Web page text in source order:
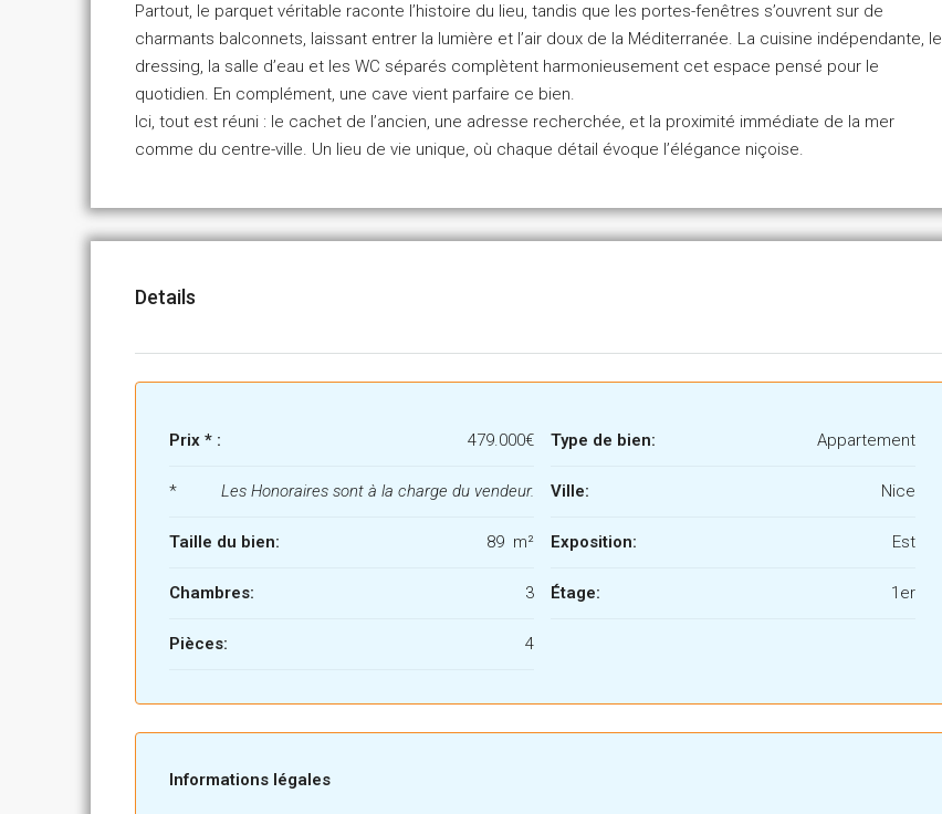
Partout, le parquet véritable raconte l’histoire du lieu, tandis que les portes-fenêtres s’ouvrent sur de
charmants balconnets, laissant entrer la lumière et l’air doux de la Méditerranée. La cuisine indépendante, le
dressing, la salle d’eau et les WC séparés complètent harmonieusement cet espace pensé pour le
quotidien. En complément, une cave vient parfaire ce bien.
Ici, tout est réuni : le cachet de l’ancien, une adresse recherchée, et la proximité immédiate de la mer
comme du centre-ville. Un lieu de vie unique, où chaque détail évoque l’élégance niçoise.
Details
Prix * : 479.000€
* Les Honoraires sont à la charge du vendeur.
Taille du bien: 89 m²
Chambres: 3
Pièces: 4
Type de bien: Appartement
Ville: Nice
Exposition: Est
Étage: 1er
Informations légales